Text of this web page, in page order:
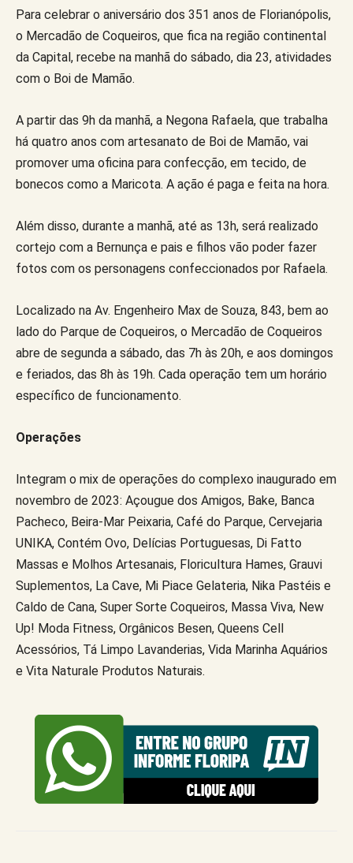
Para celebrar o aniversário dos 351 anos de Florianópolis,
o Mercadão de Coqueiros, que fica na região continental
da Capital, recebe na manhã do sábado, dia 23, atividades
com o Boi de Mamão.
A partir das 9h da manhã, a Negona Rafaela, que trabalha
há quatro anos com artesanato de Boi de Mamão, vai
promover uma oficina para confecção, em tecido, de
bonecos como a Maricota. A ação é paga e feita na hora.
Além disso, durante a manhã, até as 13h, será realizado
cortejo com a Bernunça e pais e filhos vão poder fazer
fotos com os personagens confeccionados por Rafaela.
Localizado na Av. Engenheiro Max de Souza, 843, bem ao
lado do Parque de Coqueiros, o Mercadão de Coqueiros
abre de segunda a sábado, das 7h às 20h, e aos domingos
e feriados, das 8h às 19h. Cada operação tem um horário
específico de funcionamento.
Operações
Integram o mix de operações do complexo inaugurado em
novembro de 2023: Açougue dos Amigos, Bake, Banca
Pacheco, Beira-Mar Peixaria, Café do Parque, Cervejaria
UNIKA, Contém Ovo, Delícias Portuguesas, Di Fatto
Massas e Molhos Artesanais, Floricultura Hames, Grauvi
Suplementos, La Cave, Mi Piace Gelateria, Nika Pastéis e
Caldo de Cana, Super Sorte Coqueiros, Massa Viva, New
Up! Moda Fitness, Orgânicos Besen, Queens Cell
Acessórios, Tá Limpo Lavanderias, Vida Marinha Aquários
e Vita Naturale Produtos Naturais.